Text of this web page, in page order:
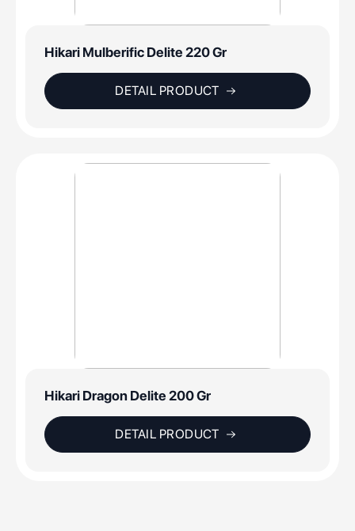
Hikari Mulberific Delite 220 Gr
DETAIL PRODUCT
Hikari Dragon Delite 200 Gr
DETAIL PRODUCT